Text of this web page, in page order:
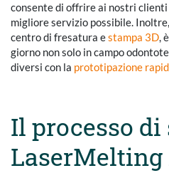
consente di offrire ai nostri
migliore servizio possibile.
centro di fresatura estampa 3D,
giorno non solo in campo
diversi con la prototipazione
Il processo di
LaserMelting